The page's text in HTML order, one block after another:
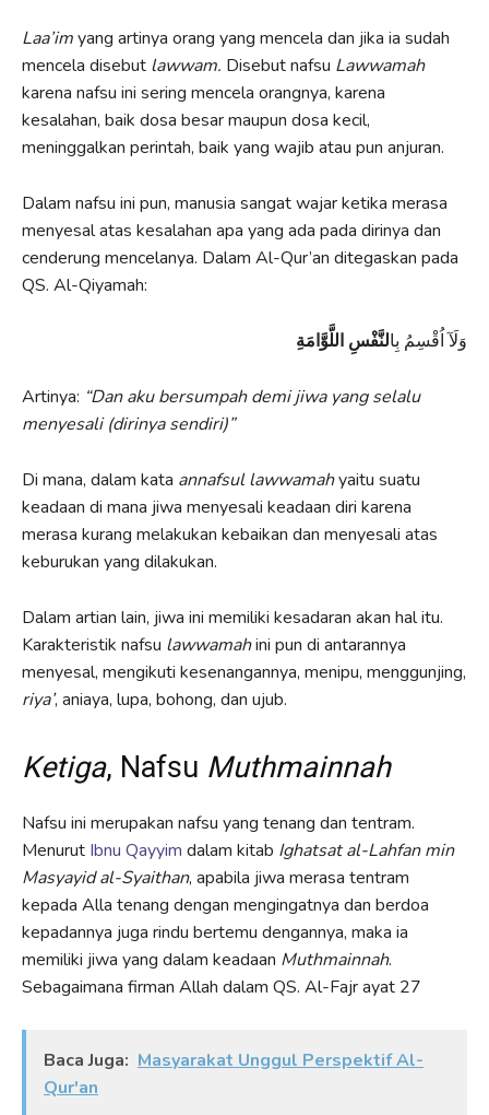
Laa’imyang artinya orang yang mencela dan jika ia sudah
mencela disebut lawwam. Disebut nafsu Lawwamah
karena nafsu ini sering mencela orangnya, karena
kesalahan, baik dosa besar maupun dosa kecil,
meninggalkan perintah, baik yang wajib atau pun anjuran.
Dalam nafsu ini pun, manusia sangat wajar ketika merasa
menyesal atas kesalahan apa yang ada pada dirinya dan
cenderung mencelanya. Dalam Al-Qur’an ditegaskan pada
QS. Al-Qiyamah:
وَلَآ اُقْسِمُ بِالنَّفْسِ اللَّوَّامَةِ
Artinya: “Dan aku bersumpah demi jiwa yang selalu
menyesali (dirinya sendiri)”
Di mana, dalam kata annafsullawwamahyaitu suatu
keadaan di mana jiwa menyesali keadaan diri karena
merasa kurang melakukan kebaikan dan menyesali atas
keburukan yang dilakukan.
Dalam artian lain, jiwa ini memiliki kesadaran akan hal itu.
Karakteristik nafsu lawwamahini pun di antarannya
menyesal, mengikuti kesenangannya, menipu, menggunjing,
riya’, aniaya, lupa, bohong, dan ujub.
Ketiga, Nafsu Muthmainnah
Nafsu ini merupakan nafsu yang tenang dan tentram.
Menurut Ibnu Qayyim dalam kitab Ighatsat al-Lahfan min
Masyayid al-Syaithan, apabila jiwa merasa tentram
kepada Alla tenang dengan mengingatnya dan berdoa
kepadannya juga rindu bertemu dengannya, maka ia
memiliki jiwa yang dalam keadaan Muthmainnah.
Sebagaimana firman Allah dalam QS. Al-Fajr ayat 27
Baca Juga: Masyarakat Unggul Perspektif Al-
Qur'an